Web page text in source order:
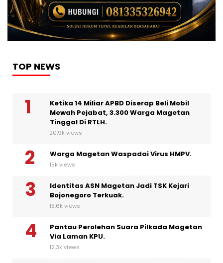
TOP NEWS
Ketika 14 Miliar APBD Diserap Beli Mobil
Mewah Pejabat, 3.300 Warga Magetan
Tinggal Di RTLH.
20.9k views
Warga Magetan Waspadai Virus HMPV.
15k views
Identitas ASN Magetan Jadi TSK Kejari
Bojonegoro Terkuak.
13.6k views
Pantau Perolehan Suara Pilkada Magetan
Via Laman KPU.
12.3k views